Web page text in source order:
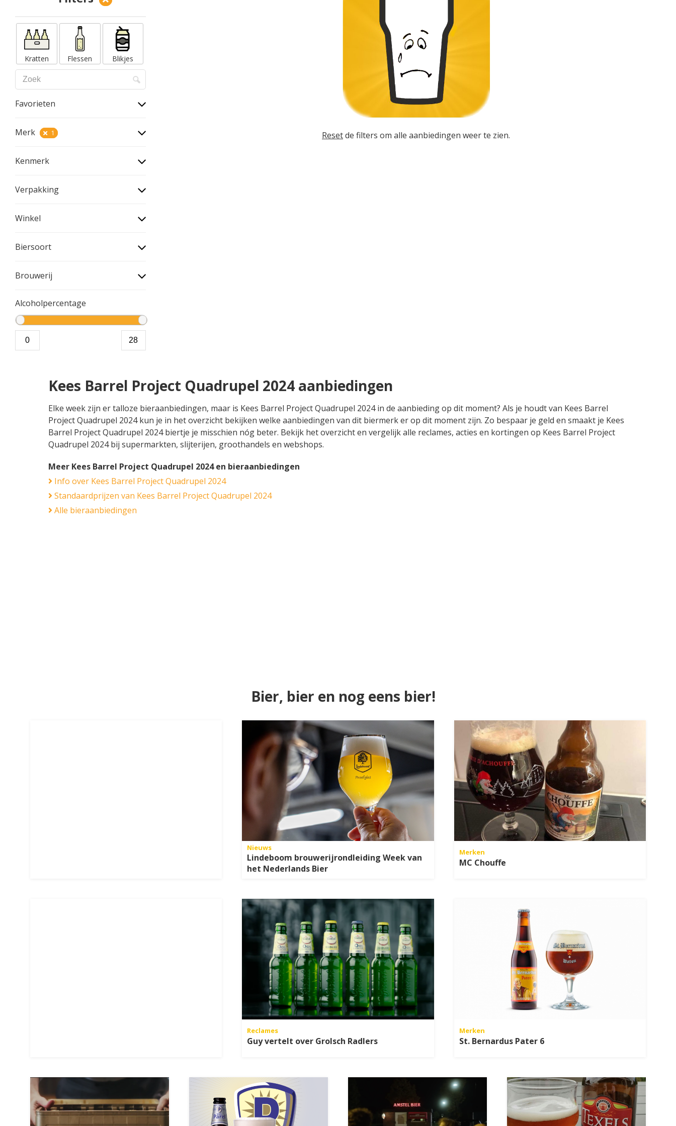
Kratten Flessen Blikjes
Favorieten
Merk 1
Kenmerk
Verpakking
Winkel
Biersoort
Brouwerij
Alcoholpercentage
Resetde filters om alle aanbiedingen weer te zien.
Kees Barrel Project Quadrupel 2024 aanbiedingen
Elke week zijn er talloze bieraanbiedingen, maar is Kees Barrel Project Quadrupel 2024 in de aanbieding op dit moment? Als je houdt van Kees Barrel
Project Quadrupel 2024 kun je in het overzicht bekijken welke aanbiedingen van dit biermerk er op dit moment zijn. Zo bespaar je geld en smaakt je Kees
Barrel Project Quadrupel 2024 biertje je misschien nóg beter. Bekijk het overzicht en vergelijk alle reclames, acties en kortingen op Kees Barrel Project
Quadrupel 2024 bij supermarkten, slijterijen, groothandels en webshops.
Meer Kees Barrel Project Quadrupel 2024 en bieraanbiedingen
Info over Kees Barrel Project Quadrupel 2024
Standaardprijzen van Kees Barrel Project Quadrupel 2024
Alle bieraanbiedingen
Bier, bier en nog eens bier!
Nieuws
Lindeboom brouwerijrondleiding Week van
het Nederlands Bier
Merken
MC Chouffe
Reclames
Guy vertelt over Grolsch Radlers
Merken
St. Bernardus Pater 6